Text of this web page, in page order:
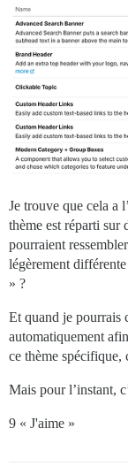
Je trouve que cela a
thème est réparti sur
pourraient
légèrement
» ?
Et quand je pourrais
automatiquement
ce thème spécifique,
Mais pour l’instant,
9 « J'aime »